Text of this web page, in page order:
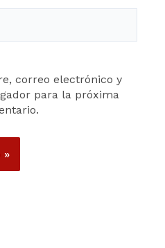
correo electrónico y
para la próxima